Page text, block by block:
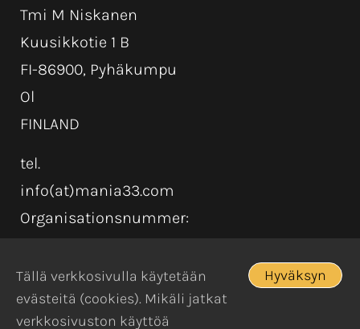
Tmi M Niskanen
Kuusikkotie 1 B
FI-86900, Pyhäkumpu
Ol
FINLAND
tel.
info(at)mania33.com
Organisationsnummer:
Tällä verkkosivulla käytetään
evästeitä (cookies). Mikäli jatkat
verkkosivuston käyttöä
Hyväksyn